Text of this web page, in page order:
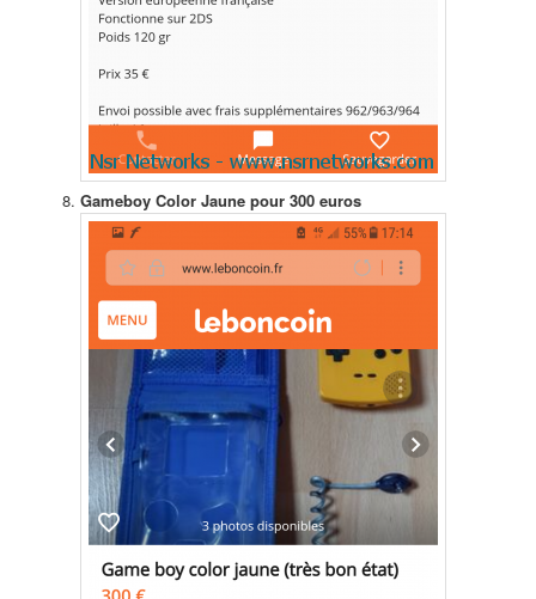
Gameboy Color Jaune pour 300 euros